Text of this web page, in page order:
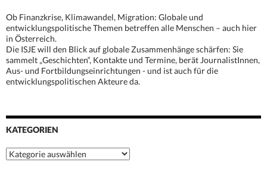
Ob Finanzkrise, Klimawandel, Migration: Globale und
entwicklungspolitische Themen betreffen alle Menschen – auch hier
in Österreich.
Die ISJE will den Blick auf globale Zusammenhänge schärfen: Sie
sammelt „Geschichten“, Kontakte und Termine, berät JournalistInnen,
Aus- und Fortbildungseinrichtungen - und ist auch für die
entwicklungspolitischen Akteure da.
KATEGORIEN
Kategorien